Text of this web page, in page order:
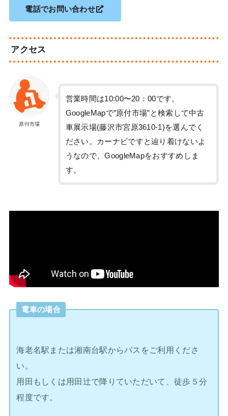
電話でお問い合わせ
アクセス
原付市場
営業時間は10:00〜20：00です。
GoogleMapで”原付市場”と検索して中古
車展示場(藤沢市宮原3610-1)を選んでく
ださい。カーナビですと辿り着けないよ
うなので、GoogleMapをおすすめしま
す。
電車の場合
海老名駅または湘南台駅からバスをご利用くださ
い。
用田もしくは用田辻で降りていただいて、徒歩５分
程度です。